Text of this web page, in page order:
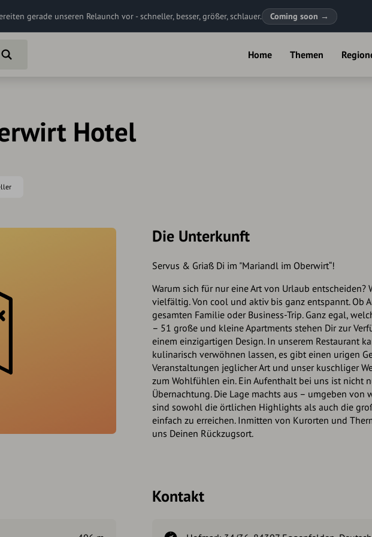
gerade unseren Relaunch vor - schneller, besser, größer, schlauer. Coming soon →
Home Themen
Hotel
Die Unterkunft
Servus & Griaß Di im "Mariandl im Oberwirt“!
Warum sich für nur eine Art von Urlaub entscheiden?
vielfältig. Von cool und aktiv bis ganz entspannt. Ob
gesamten Familie oder Business-Trip. Ganz egal,
– 51 große und kleine Apartments stehen Dir zur
einem einzigartigen Design. In unserem Restaurant
kulinarisch verwöhnen lassen, es gibt einen urigen
Veranstaltungen jeglicher Art und unser kuschliger
zum Wohlfühlen ein. Ein Aufenthalt bei uns ist nicht
Übernachtung. Die Lage machts aus – umgeben von
sind sowohl die örtlichen Highlights als auch die
einfach zu erreichen. Inmitten von Kurorten und
uns Deinen Rückzugsort.
Kontakt